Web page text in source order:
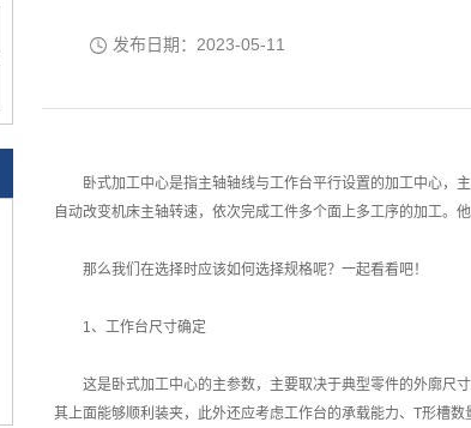
发布日期： 2023-05-11
卧式加工中心是指主轴轴线与工作台平行设置的加工中心，主
自动改变机床主轴转速，依次完成工件多个面上多工序的加工。
那么我们在选择时应该如何选择规格呢？一起看看吧！
1、工作台尺寸确定
这是卧式加工中心的主参数，主要取决于典型零件的外廓尺寸
其上面能够顺利装夹，此外还应考虑工作台的承载能力、T形槽数